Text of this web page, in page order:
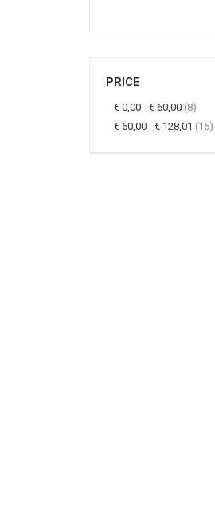
PRICE
€ 0,00 - € 60,00 8
items
€ 60,00 - € 128,01 15
items